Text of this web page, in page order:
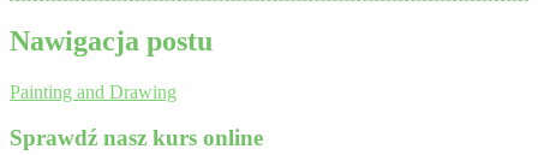
Nawigacja postu
Painting and Drawing
Sprawdź nasz kurs online